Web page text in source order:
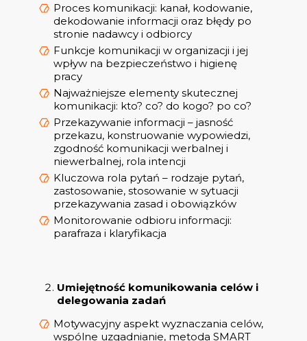
Proces komunikacji: kanał, kodowanie,
dekodowanie informacji oraz błędy po
stronie nadawcy i odbiorcy
Funkcje komunikacji w organizacji i jej
wpływ na bezpieczeństwo i higienę
pracy
Najważniejsze elementy skutecznej
komunikacji: kto? co? do kogo? po co?
Przekazywanie informacji – jasność
przekazu, konstruowanie wypowiedzi,
zgodność komunikacji werbalnej i
niewerbalnej, rola intencji
Kluczowa rola pytań – rodzaje pytań,
zastosowanie, stosowanie w sytuacji
przekazywania zasad i obowiązków
Monitorowanie odbioru informacji:
parafraza i klaryfikacja
Umiejętność komunikowania celów i
delegowania zadań
Motywacyjny aspekt wyznaczania celów,
wspólne uzgadnianie, metoda SMART